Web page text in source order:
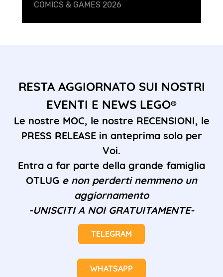
COMICS & GAMES 2026
RESTA AGGIORNATO SUI NOSTRI
EVENTI E NEWS LEGO®
Le nostre MOC, le nostre RECENSIONI, le
PRESS RELEASE in anteprima solo per
Voi.
Entra a far parte della grande famiglia
OTLUG e non perderti nemmeno un
aggiornamento
-UNISCITI A NOI GRATUITAMENTE-
TELEGRAM
WHATSAPP